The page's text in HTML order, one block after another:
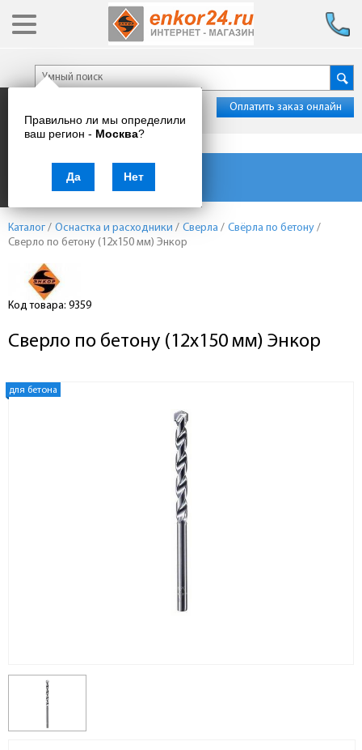
Правильно ли мы определили
ваш регион - Москва?
Да Нет
Оплатить заказ онлайн
Каталог товаров
Каталог / Оснастка и расходники / Сверла / Свёрла по бетону /
Сверло по бетону (12x150 мм) Энкор
Код товара: 9359
Сверло по бетону (12x150 мм) Энкор
для бетона